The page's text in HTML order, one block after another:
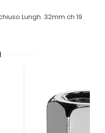
Lungh. 32mm ch 19